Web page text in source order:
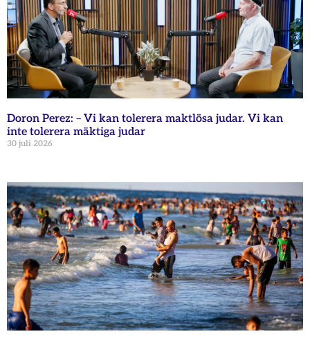
Doron Perez: – Vi kan tolerera maktlösa judar. Vi kan
inte tolerera mäktiga judar
30 juli 2026